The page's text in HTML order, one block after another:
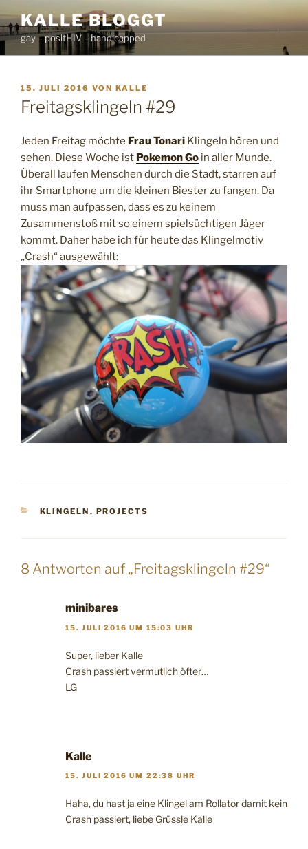
Inhalt
springen
KALLE BLOGGT
gay – positHIV – handicapped
VERÖFFENTLICHT
AM
15. JULI 2016 VON KALLE
Freitagsklingeln #29
Jeden Freitag möchte Frau Tonari Klingeln hören und
sehen. Diese Woche ist Pokemon Go in aller Munde.
Überall laufen Menschen durch die Stadt, starren auf
ihr Smartphone um die kleinen Biester zu fangen. Da
muss man aufpassen, dass es zu keinem
Zusammenstoß mit so einem spielsüchtigen Jäger
kommt. Daher habe ich für heute das Klingelmotiv
„Crash“ ausgewählt:
KATEGORIEN
KLINGELN , PROJECTS
8 Antworten auf „Freitagsklingeln #29“
minibares
15. JULI 2016 UM 15:03 UHR
Super, lieber Kalle
Crash passiert vermutlich öfter…
LG
Kalle
15. JULI 2016 UM 22:38 UHR
Haha, du hast ja eine Klingel am Rollator damit kein
Crash passiert, liebe Grüssle Kalle